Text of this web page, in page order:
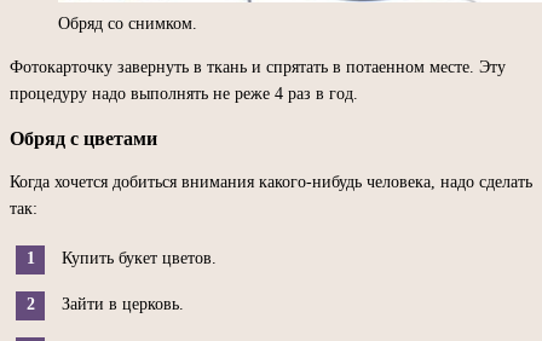
Обряд со снимком.
Фотокарточку завернуть в ткань и спрятать в потаенном месте. Эту
процедуру надо выполнять не реже 4 раз в год.
Обряд с цветами
Когда хочется добиться внимания какого-нибудь человека, надо сделать
так:
Купить букет цветов.
Зайти в церковь.